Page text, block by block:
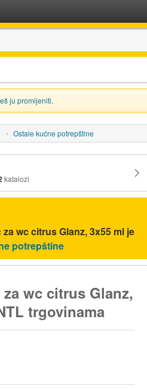
ju promijeniti.
Ostale kućne potrepštine
katalozi
wc citrus Glanz, 3x55 ml je
potrepštine
wc citrus Glanz,
trgovinama